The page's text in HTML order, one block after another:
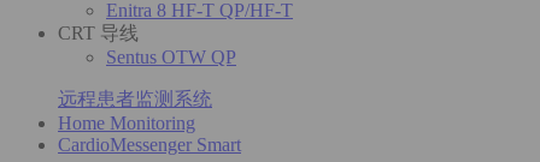
Enitra 8 HF-T QP/HF-T
CRT 导线
Sentus OTW QP
远程患者监测系统
Home Monitoring
CardioMessenger Smart